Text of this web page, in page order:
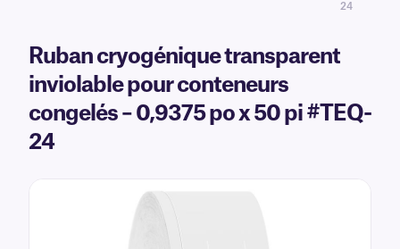
24
Ruban cryogénique transparent
inviolable pour conteneurs
congelés – 0,9375 po x 50 pi #TEQ-
24